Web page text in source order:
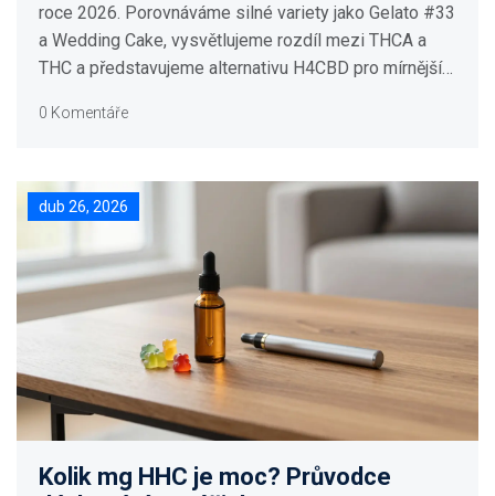
roce 2026. Porovnáváme silné variety jako Gelato #33
a Wedding Cake, vysvětlujeme rozdíl mezi THCA a
THC a představujeme alternativu H4CBD pro mírnější
0 Komentáře
dub 26, 2026
Kolik mg HHC je moc? Průvodce